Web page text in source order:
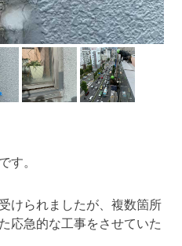
す。
けられましたが、複数箇所
応急的な工事をさせていた